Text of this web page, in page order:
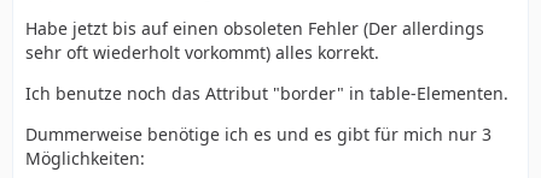
Habe jetzt bis auf einen obsoleten Fehler (Der allerdings
sehr oft wiederholt vorkommt) alles korrekt.
Ich benutze noch das Attribut "border" in table-Elementen.
Dummerweise benötige ich es und es gibt für mich nur 3
Möglichkeiten: